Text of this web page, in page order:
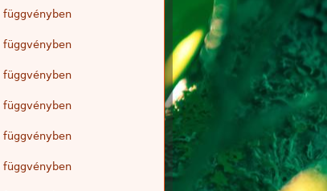
függvényben
függvényben
függvényben
függvényben
függvényben
függvényben